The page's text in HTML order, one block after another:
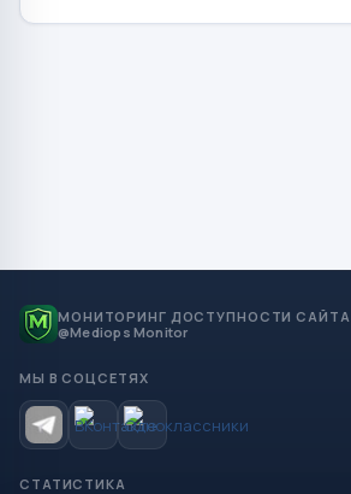
МОНИТОРИНГ ДОСТУПНОСТИ САЙТА
@Mediops Monitor
МЫ В СОЦСЕТЯХ
СТАТИСТИКА